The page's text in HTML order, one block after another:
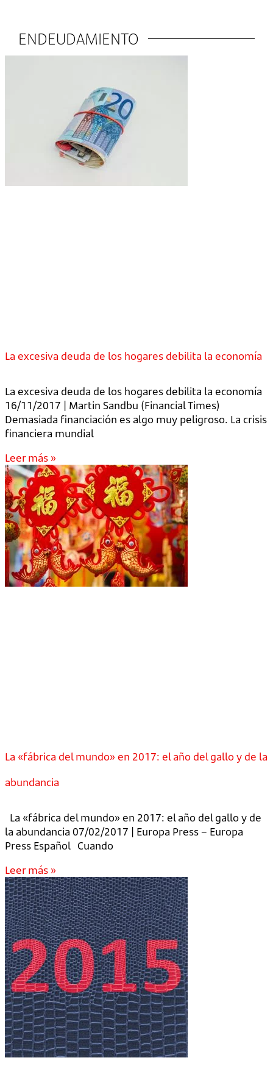
ENDEUDAMIENTO
La excesiva deuda de los hogares debilita la economía
La excesiva deuda de los hogares debilita la economía
16/11/2017 | Martin Sandbu (Financial Times)
Demasiada financiación es algo muy peligroso. La crisis
financiera mundial
Leer más »
La «fábrica del mundo» en 2017: el año del gallo y de la
abundancia
La «fábrica del mundo» en 2017: el año del gallo y de
la abundancia 07/02/2017 | Europa Press – Europa
Press Español Cuando
Leer más »